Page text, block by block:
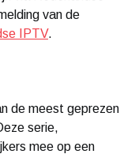
van de
IPTV.
de meest geprezen
serie,
mee op een